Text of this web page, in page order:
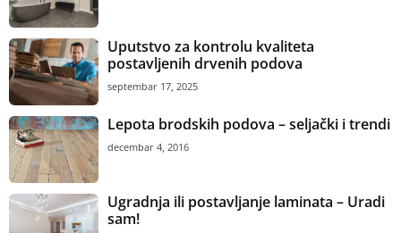
Uputstvo za kontrolu kvaliteta
postavljenih drvenih podova
septembar 17, 2025
Lepota brodskih podova – seljački i trendi
decembar 4, 2016
Ugradnja ili postavljanje laminata – Uradi
sam!